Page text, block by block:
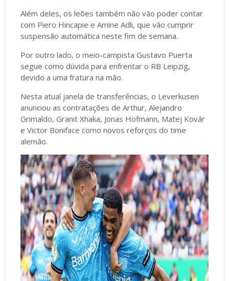
Além deles, os leões também não vão poder contar
com Piero Hincapie e Amine Adli, que vão cumprir
suspensão automática neste fim de semana.
Por outro lado, o meio-campista Gustavo Puerta
segue como dúvida para enfrentar o RB Leipzig,
devido a uma fratura na mão.
Nesta atual janela de transferências, o Leverkusen
anunciou as contratações de Arthur, Alejandro
Grimaldo, Granit Xhaka, Jonas Hofmann, Matej Kovár
e Victor Boniface como novos reforços do time
alemão.